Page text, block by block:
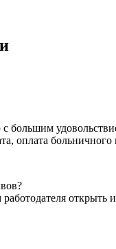
большим
оплата
открыть